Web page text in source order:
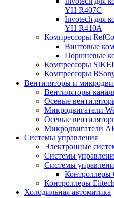
YH R407C
Invotech для
YH R410A
Компрессоры
Винтовые
Поршневые
Компрессоры
Компрессоры
Вентиляторы и
Вентиляторы
Осевые
Микродвигатели
Осевые
Микродвигатели
Системы управления
Электронные
Системы
Системы
Контроллеры
Контроллеры Elitech
Холодильная автоматика